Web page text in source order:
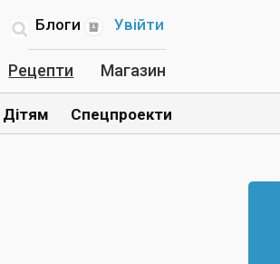
Увійти
Блоги
Рецепти Магазин
Дітям Спецпроекти